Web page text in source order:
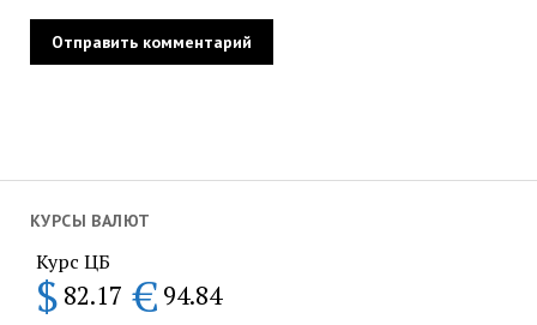
КУРСЫ ВАЛЮТ
Курс ЦБ
$ 82.17 € 94.84